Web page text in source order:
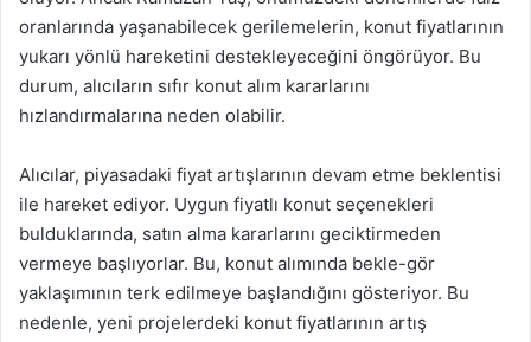
oranlarında yaşanabilecek gerilemelerin, konut fiyatlarının
yukarı yönlü hareketini destekleyeceğini öngörüyor. Bu
durum, alıcıların sıfır konut alım kararlarını
hızlandırmalarına neden olabilir.
Alıcılar, piyasadaki fiyat artışlarının devam etme beklentisi
ile hareket ediyor. Uygun fiyatlı konut seçenekleri
bulduklarında, satın alma kararlarını geciktirmeden
vermeye başlıyorlar. Bu, konut alımında bekle-gör
yaklaşımının terk edilmeye başlandığını gösteriyor. Bu
nedenle, yeni projelerdeki konut fiyatlarının artış